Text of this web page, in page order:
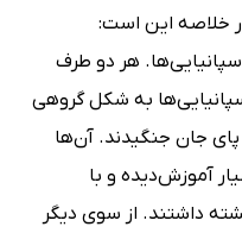
خلاصه این‌ است:
هر دو طرف
به شکل گروهی
جان جنگیدند. آن‌ها
آموزش‌دیده و با
داشتند. از سوی دیگر